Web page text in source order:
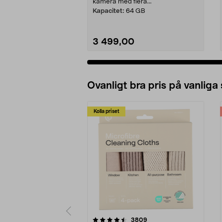
kamera med flera...
Kapacitet: 64 GB
3 499,00
Ovanligt bra pris på vanliga
Kolla priset
3809recensioner
4.0av 5 stjärnor